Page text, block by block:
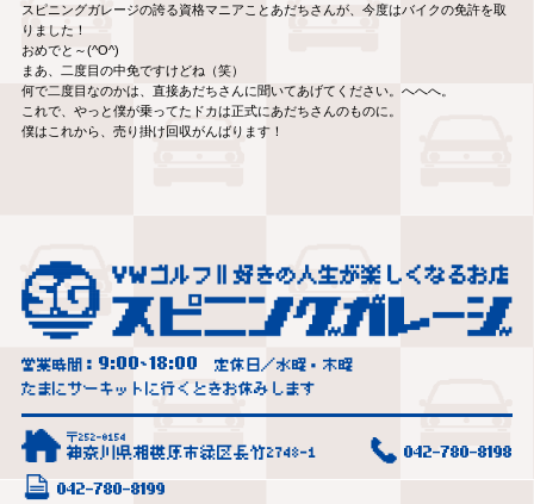
スピニングガレージの誇る資格マニアことあだちさんが、今度はバイクの免許を取
りました！
おめでと～(^O^)
まあ、二度目の中免ですけどね（笑）
何で二度目なのかは、直接あだちさんに聞いてあげてください。へへへ。
これで、やっと僕が乗ってたドカは正式にあだちさんのものに。
僕はこれから、売り掛け回収がんばります！
営業時間： 9:00~18:00
定休日／水曜・木曜
たまにサーキットに行くときお休みします
〒252-0154
神奈川県相模原市緑区長竹2748-1 042-780-8198
042-780-8199